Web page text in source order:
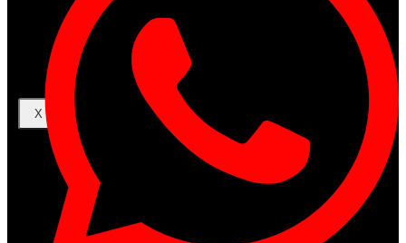
Iniciar Sesion
Registro
Restablecer la contraseña
X